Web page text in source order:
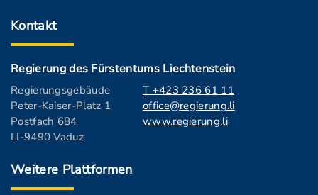
Kontakt
Regierung des Fürstentums Liechtenstein
Regierungsgebäude
Peter-Kaiser-Platz 1
Postfach 684
LI-9490 Vaduz
T +423 236 61 11
office@regierung.li
www.regierung.li
Weitere Plattformen